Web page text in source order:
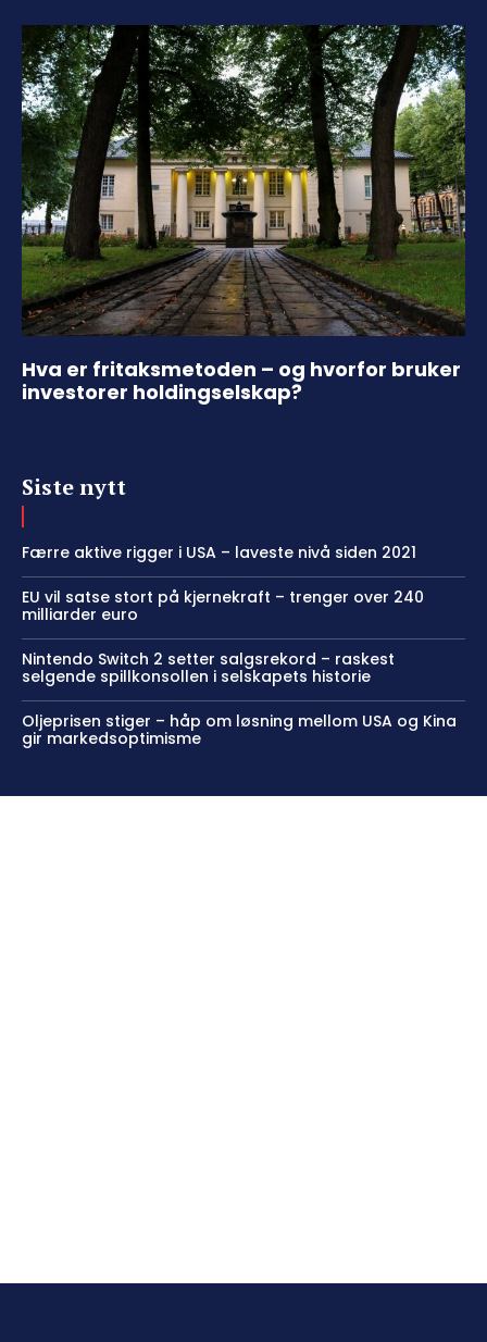
Hva er fritaksmetoden – og hvorfor bruker
investorer holdingselskap?
Siste nytt
Færre aktive rigger i USA – laveste nivå siden 2021
EU vil satse stort på kjernekraft – trenger over 240
milliarder euro
Nintendo Switch 2 setter salgsrekord – raskest
selgende spillkonsollen i selskapets historie
Oljeprisen stiger – håp om løsning mellom USA og Kina
gir markedsoptimisme